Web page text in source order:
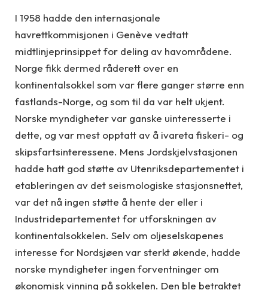
I 1958 hadde den internasjonale
havrettkommisjonen i Genève vedtatt
midtlinjeprinsippet for deling av havområdene.
Norge fikk dermed råderett over en
kontinentalsokkel som var flere ganger større enn
fastlands-Norge, og som til da var helt ukjent.
Norske myndigheter var ganske uinteresserte i
dette, og var mest opptatt av å ivareta fiskeri- og
skipsfartsinteressene. Mens Jordskjelvstasjonen
hadde hatt god støtte av Utenriksdepartementet i
etableringen av det seismologiske stasjonsnettet,
var det nå ingen støtte å hente der eller i
Industridepartementet for utforskningen av
kontinentalsokkelen. Selv om oljeselskapenes
interesse for Nordsjøen var sterkt økende, hadde
norske myndigheter ingen forventninger om
økonomisk vinning på sokkelen. Den ble betraktet